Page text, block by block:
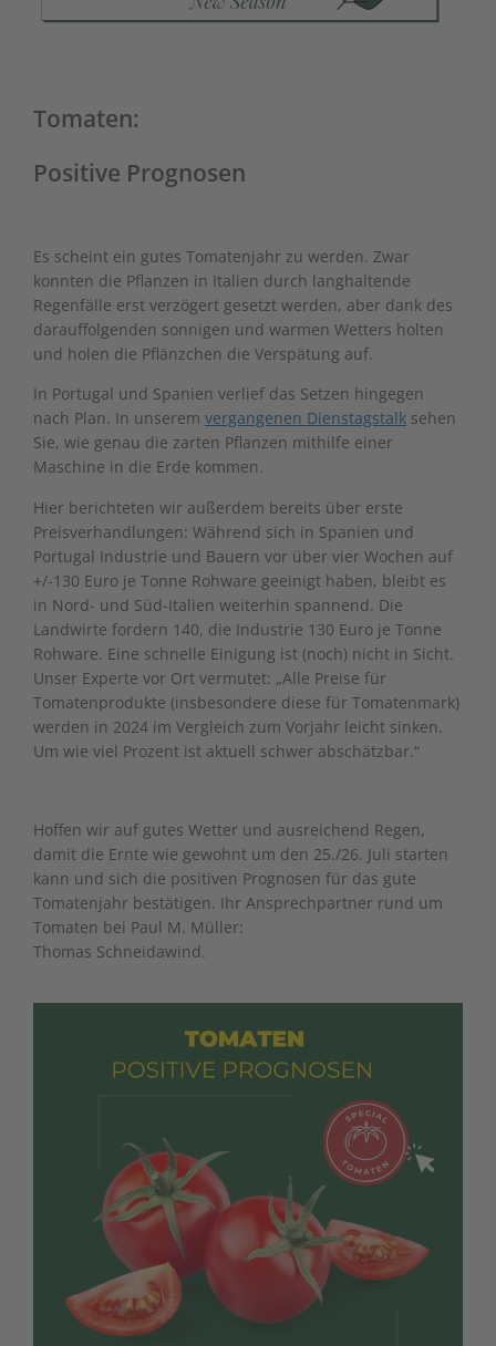
Tomaten:
Positive Prognosen
Es scheint ein gutes Tomatenjahr zu werden. Zwar
konnten die Pflanzen in Italien durch langhaltende
Regenfälle erst verzögert gesetzt werden, aber dank des
darauffolgenden sonnigen und warmen Wetters holten
und holen die Pflänzchen die Verspätung auf.
In Portugal und Spanien verlief das Setzen hingegen
nach Plan. In unserem vergangenen Dienstagstalk sehen
Sie, wie genau die zarten Pflanzen mithilfe einer
Maschine in die Erde kommen.
Hier berichteten wir außerdem bereits über erste
Preisverhandlungen: Während sich in Spanien und
Portugal Industrie und Bauern vor über vier Wochen auf
+/-130 Euro je Tonne Rohware geeinigt haben, bleibt es
in Nord- und Süd-Italien weiterhin spannend. Die
Landwirte fordern 140, die Industrie 130 Euro je Tonne
Rohware. Eine schnelle Einigung ist (noch) nicht in Sicht.
Unser Experte vor Ort vermutet: „Alle Preise für
Tomatenprodukte (insbesondere diese für Tomatenmark)
werden in 2024 im Vergleich zum Vorjahr leicht sinken.
Um wie viel Prozent ist aktuell schwer abschätzbar.“
Hoffen wir auf gutes Wetter und ausreichend Regen,
damit die Ernte wie gewohnt um den 25./26. Juli starten
kann und sich die positiven Prognosen für das gute
Tomatenjahr bestätigen. Ihr Ansprechpartner rund um
Tomaten bei Paul M. Müller:
Thomas Schneidawind.